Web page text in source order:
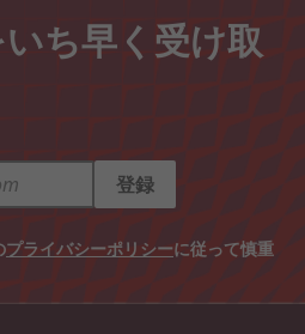
ち早く受け取
登録
プライバシーポリシーに従って慎重